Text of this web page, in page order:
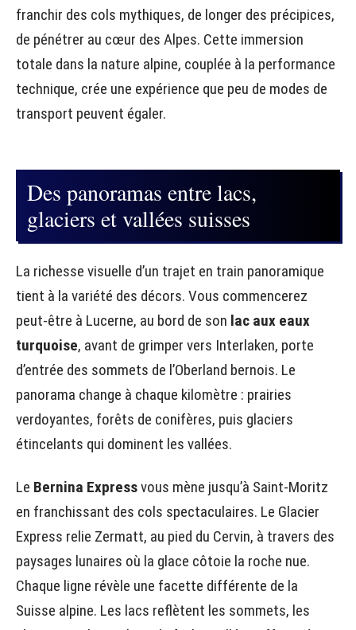
franchir des cols mythiques, de longer des précipices,
de pénétrer au cœur des Alpes. Cette immersion
totale dans la nature alpine, couplée à la performance
technique, crée une expérience que peu de modes de
transport peuvent égaler.
Des panoramas entre lacs,
glaciers et vallées suisses
La richesse visuelle d’un trajet en train panoramique
tient à la variété des décors. Vous commencerez
peut-être à Lucerne, au bord de son lac aux eaux
turquoise, avant de grimper vers Interlaken, porte
d’entrée des sommets de l’Oberland bernois. Le
panorama change à chaque kilomètre : prairies
verdoyantes, forêts de conifères, puis glaciers
étincelants qui dominent les vallées.
Le Bernina Expressvous mène jusqu’à Saint-Moritz
en franchissant des cols spectaculaires. Le Glacier
Express relie Zermatt, au pied du Cervin, à travers des
paysages lunaires où la glace côtoie la roche nue.
Chaque ligne révèle une facette différente de la
Suisse alpine. Les lacs reflètent les sommets, les